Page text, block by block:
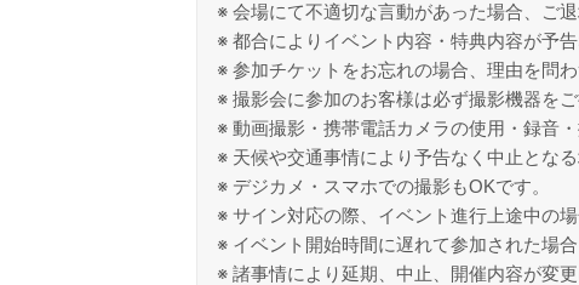
※ 会場にて不適切な言動があった場合、ご
※ 都合によりイベント内容・特典内容が予
※ 参加チケットをお忘れの場合、理由を問
※ 撮影会に参加のお客様は必ず撮影機器をご
※ 動画撮影・携帯電話カメラの使用・録音
※ 天候や交通事情により予告なく中止となる
※ デジカメ・スマホでの撮影もOKです。
※ サイン対応の際、イベント進行上途中の
※ イベント開始時間に遅れて参加された場
※ 諸事情により延期、中止、開催内容が変